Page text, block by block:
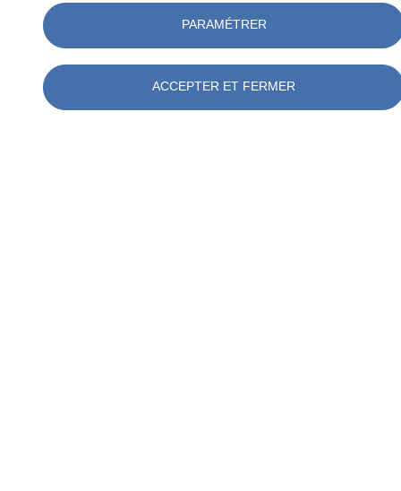
Rédiger tous les actes et décisions​ ;
Vous souhaitez avoir plus d'informations concernant notre catalogue
de formation ?
PARAMÉTRER
ACCEPTER ET FERMER